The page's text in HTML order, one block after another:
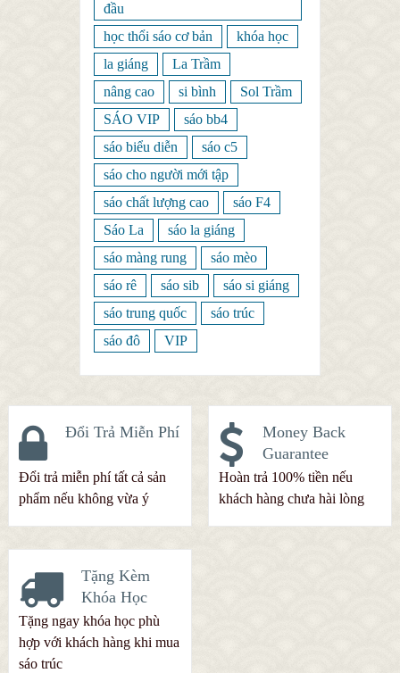
đầu
học thổi sáo cơ bản
khóa học
la giáng
La Trầm
nâng cao
si bình
Sol Trầm
SÁO VIP
sáo bb4
sáo biểu diễn
sáo c5
sáo cho người mới tập
sáo chất lượng cao
sáo F4
Sáo La
sáo la giáng
sáo màng rung
sáo mèo
sáo rê
sáo sib
sáo si giáng
sáo trung quốc
sáo trúc
sáo đô
VIP
Đổi Trả Miễn Phí
Đổi trả miễn phí tất cả sản
phẩm nếu không vừa ý
Money Back
Guarantee
Hoàn trả 100% tiền nếu
khách hàng chưa hài lòng
Tặng Kèm
Khóa Học
Tặng ngay khóa học phù
hợp với khách hàng khi mua
sáo trúc